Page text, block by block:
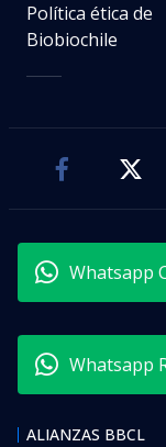
Política ética de
Biobiochile
Whatsapp
Whatsapp
ALIANZAS BBCL